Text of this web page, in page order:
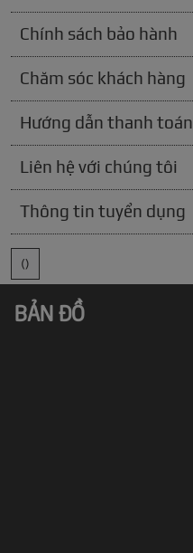
Chính sách bảo hành
Chăm sóc khách hàng
Hướng dẫn thanh toán
Liên hệ với chúng tôi
Thông tin tuyển dụng
()
BẢN ĐỒ